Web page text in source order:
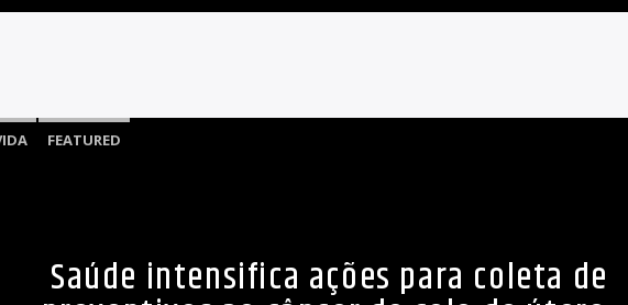
FEATURED
Saúde intensifica ações para coleta de